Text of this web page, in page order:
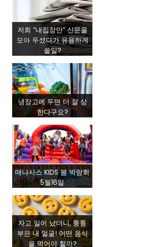
저희 “내집장만” 신문을
모아 두셨다가 유용하게
쓸일?
냉장고에 두면 더 잘 상
한다구요?
매나사스 KIDS 봄 박람회
5월16일
자고 일어 났더니, 퉁퉁
부은 내 얼굴! 어떤 음식
을 먹어야 할까?